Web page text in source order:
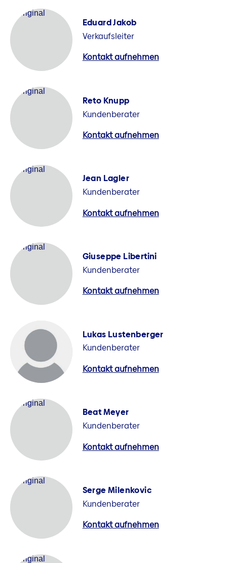
Eduard Jakob
Verkaufsleiter
Kontakt aufnehmen
Reto Knupp
Kundenberater
Kontakt aufnehmen
Jean Lagler
Kundenberater
Kontakt aufnehmen
Giuseppe Libertini
Kundenberater
Kontakt aufnehmen
Lukas Lustenberger
Kundenberater
Kontakt aufnehmen
Beat Meyer
Kundenberater
Kontakt aufnehmen
Serge Milenkovic
Kundenberater
Kontakt aufnehmen